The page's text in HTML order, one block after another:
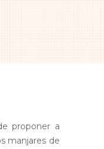
proponer a
manjares de